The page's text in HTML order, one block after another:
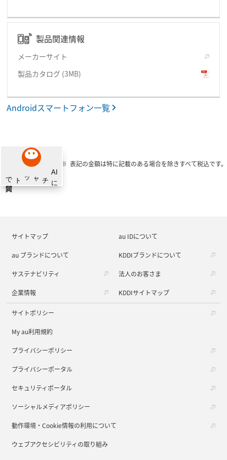
製品関連情報
メーカーサイト
製品カタログ (3MB)
Androidスマートフォン一覧
表記の金額は特に記載のある場合を除きすべて税込です。
サイトマップ au IDについて
au ブランドについて KDDIブランドについて
サステナビリティ 法人のお客さま
企業情報 KDDIサイトマップ
サイトポリシー
My au利用規約
プライバシーポリシー
プライバシーポータル
セキュリティポータル
ソーシャルメディアポリシー
動作環境・Cookie情報の利用について
ウェブアクセシビリティの取り組み